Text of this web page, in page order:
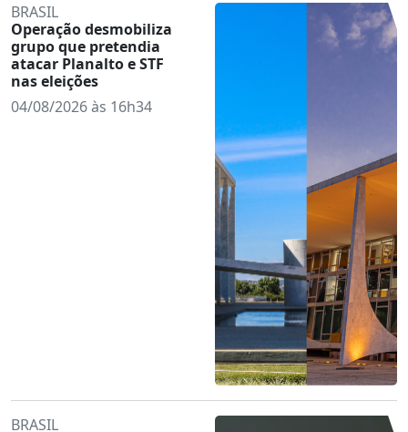
BRASIL
Operação desmobiliza
grupo que pretendia
atacar Planalto e STF
nas eleições
04/08/2026 às 16h34
BRASIL